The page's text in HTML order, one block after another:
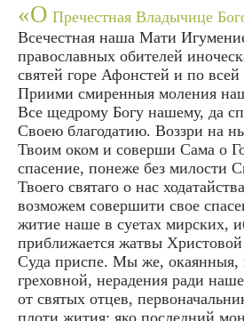
«О Пречестная Владычице
Всечестная наша Мати
православных обителей
святей горе Афонстей и по
Приими смиренныя моления
Все щедрому Богу нашему, да
Своею благодатию. Воззри на
Твоим оком и соверши Сама о
спасение, понеже без милости
Твоего святаго о нас
возможем совершити свое
житие наше в суетах мирских,
приближается жатвы
Суда приспе. Мы же, окаянныя,
греховной, нерадения ради
от святых отцев,